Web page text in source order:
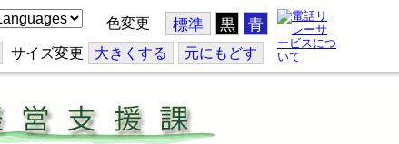
色変更 標準 黒 青
サイズ変更 大きくする 元にもどす